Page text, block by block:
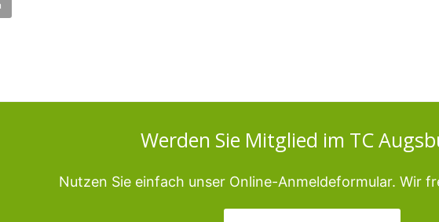
Werden Sie Mitglied im TC
Nutzen Sie einfach unser Online-Anmeldeformular. Wir